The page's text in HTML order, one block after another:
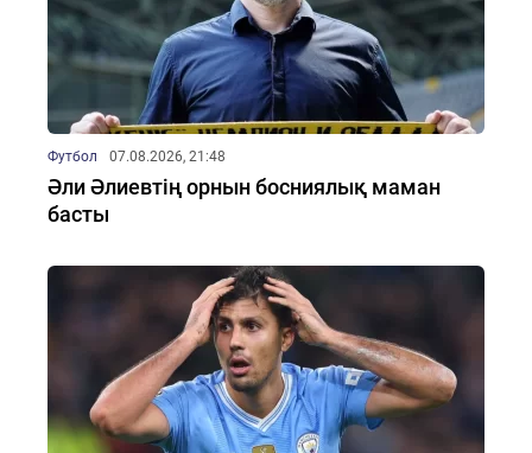
Футбол 07.08.2026, 21:48
Әли Әлиевтің орнын босниялық маман
басты